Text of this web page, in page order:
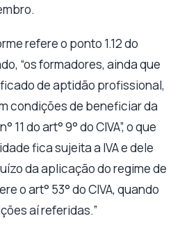
refere o ponto 1.12 do
“os formadores, ainda que
de aptidão profissional,
condições de beneficiar da
11 do art° 9° do CIVA”, o que
fica sujeita a IVA e dele
da aplicação do regime de
o art° 53° do CIVA, quando
aí referidas.”